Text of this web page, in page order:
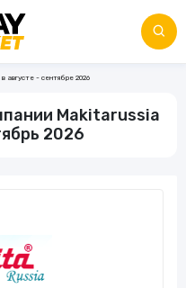
августе - сентябре 2026
Makitarussia
2026